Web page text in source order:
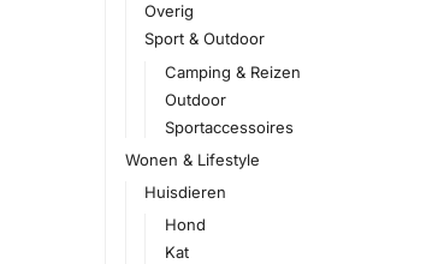
Overig
Sport & Outdoor
Camping & Reizen
Outdoor
Sportaccessoires
Wonen & Lifestyle
Huisdieren
Hond
Kat